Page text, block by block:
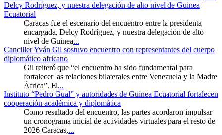
Delcy Rodríguez, y nuestra delegación de alto nivel de Guinea
Ecuatorial
Caracas fue el escenario del encuentro entre la presidenta
encargada, Delcy Rodríguez, y nuestra delegación de alto
nivel de Guinea...
Canciller Yván Gil sostuvo encuentro con representantes del cuerpo
diplomático africano
Gil reiteró que “el encuentro ha sido fundamental para
fortalecer las relaciones bilaterales entre Venezuela y la Madre
África”. El...
Instituto “Pedro Gual” y autoridades de Guinea Ecuatorial fortalecen
cooperación académica y diplomática
Como resultado del encuentro, las partes acordaron impulsar
un cronograma inicial de actividades virtuales para el resto de
2026 Caracas,...